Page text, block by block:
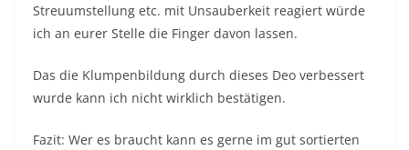
Streuumstellung etc. mit Unsauberkeit reagiert würde
ich an eurer Stelle die Finger davon lassen.
Das die Klumpenbildung durch dieses Deo verbessert
wurde kann ich nicht wirklich bestätigen.
Fazit: Wer es braucht kann es gerne im gut sortierten